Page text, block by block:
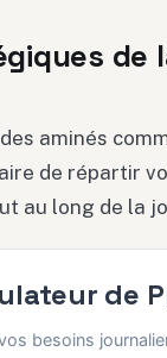
de
aminés
de répartir
au long de la
de
besoins